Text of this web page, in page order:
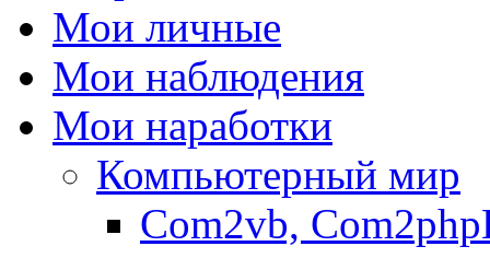
Мои личные
Мои наблюдения
Мои наработки
Компьютерный мир
Com2vb,